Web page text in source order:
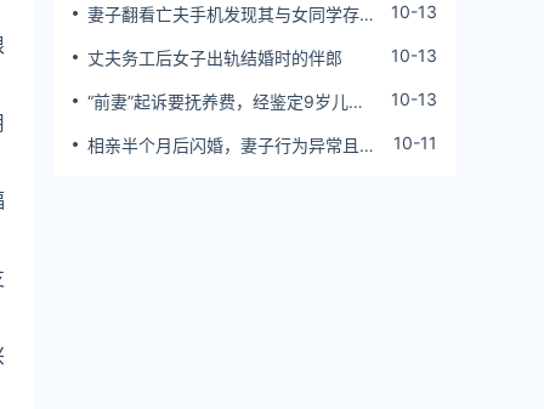
妻子翻看亡夫手机发现其与女同学存婚
10-13
丈夫务工后女子出轨结婚时的伴郎 10-13
“前妻”起诉要抚养费，经鉴定9岁儿子
10-13
相亲半个月后闪婚，妻子行为异常且持
10-11